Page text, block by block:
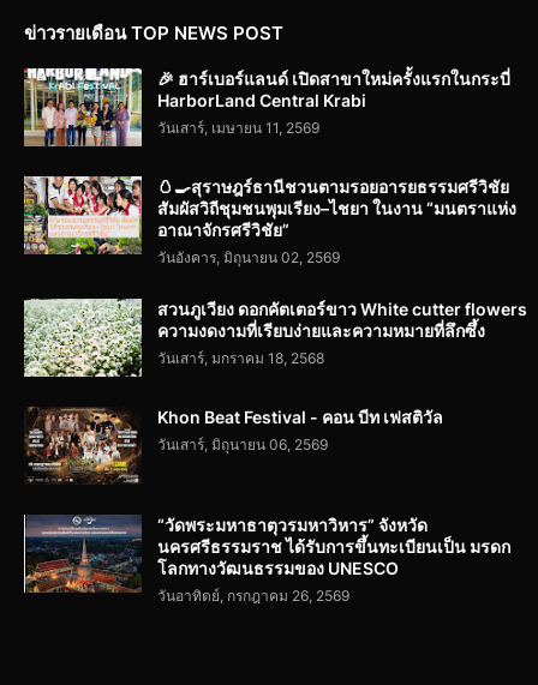
ข่าวรายเดือน TOP NEWS POST
🎉 ฮาร์เบอร์แลนด์ เปิดสาขาใหม่ครั้งแรกในกระบี่
HarborLand Central Krabi
วันเสาร์, เมษายน 11, 2569
🥚🍳สุราษฎร์ธานีชวนตามรอยอารยธรรมศรีวิชัย
สัมผัสวิถีชุมชนพุมเรียง–ไชยา ในงาน “มนตราแห่ง
อาณาจักรศรีวิชัย”
วันอังคาร, มิถุนายน 02, 2569
สวนภูเวียง ดอกคัตเตอร์ขาว White cutter flowers
ความงดงามที่เรียบง่ายและความหมายที่ลึกซึ้ง
วันเสาร์, มกราคม 18, 2568
Khon Beat Festival - คอน บีท เฟสติวัล
วันเสาร์, มิถุนายน 06, 2569
“วัดพระมหาธาตุวรมหาวิหาร” จังหวัด
นครศรีธรรมราช ได้รับการขึ้นทะเบียนเป็น มรดก
โลกทางวัฒนธรรมของ UNESCO
วันอาทิตย์, กรกฎาคม 26, 2569